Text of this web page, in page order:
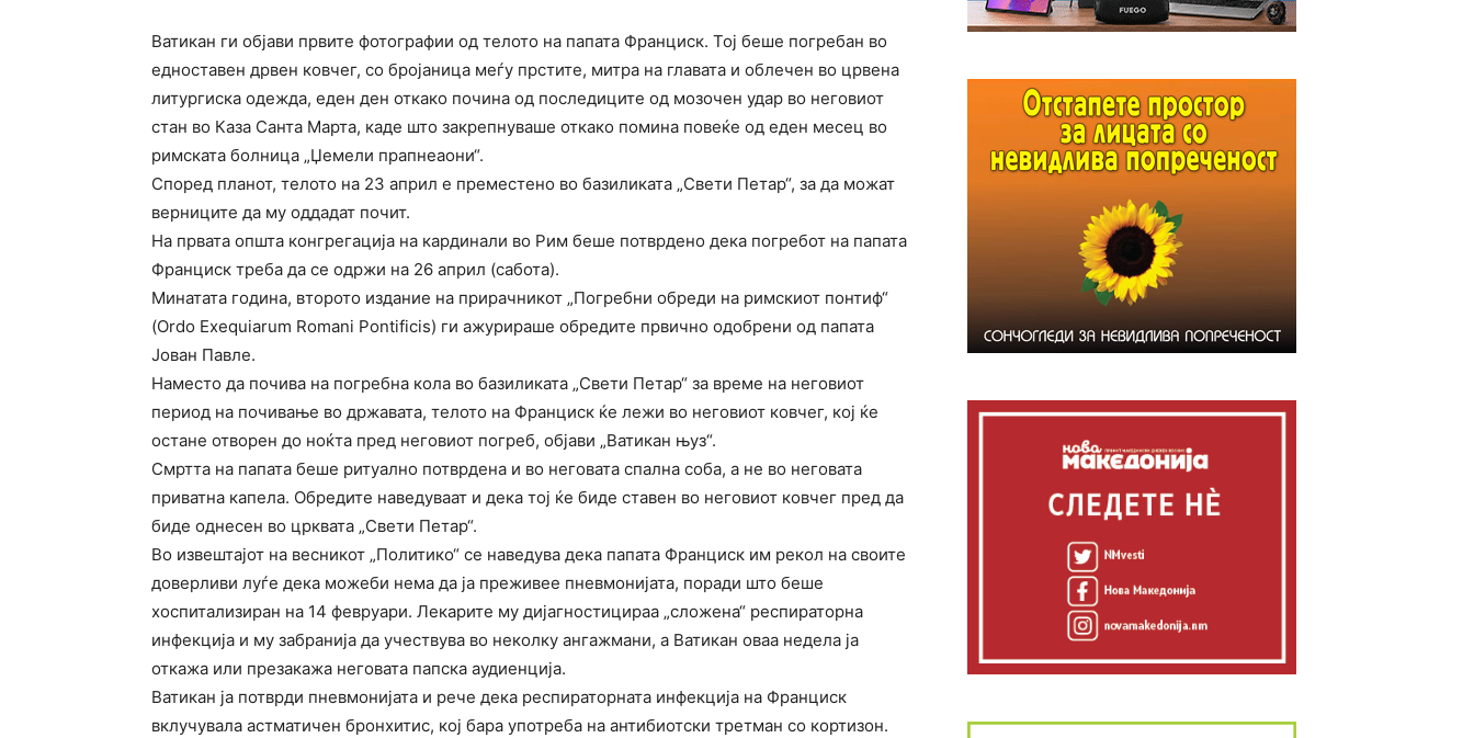
Ватикан ги објави првите фотографии од телото на папата Франциск. Тој беше погребан во
едноставен дрвен ковчег, со бројаница меѓу прстите, митра на главата и облечен во црвена
литургиска одежда, еден ден откако почина од последиците од мозочен удар во неговиот
стан во Каза Санта Марта, каде што закрепнуваше откако помина повеќе од еден месец во
римската болница „Џемели прапнеаони“.
Според планот, телото на 23 април е преместено во базиликата „Свети Петар“, за да можат
верниците да му оддадат почит.
На првата општа конгрегација на кардинали во Рим беше потврдено дека погребот на папата
Франциск треба да се одржи на 26 април (сабота).
Минатата година, второто издание на прирачникот „Погребни обреди на римскиот понтиф“
(Ordo Exequiarum Romani Pontificis) ги ажурираше обредите првично одобрени од папата
Јован Павле.
Наместо да почива на погребна кола во базиликата „Свети Петар“ за време на неговиот
период на почивање во државата, телото на Франциск ќе лежи во неговиот ковчег, кој ќе
остане отворен до ноќта пред неговиот погреб, објави „Ватикан њуз“.
Смртта на папата беше ритуално потврдена и во неговата спална соба, а не во неговата
приватна капела. Обредите наведуваат и дека тој ќе биде ставен во неговиот ковчег пред да
биде однесен во црквата „Свети Петар“.
Во извештајот на весникот „Политико“ се наведува дека папата Франциск им рекол на своите
доверливи луѓе дека можеби нема да ја преживее пневмонијата, поради што беше
хоспитализиран на 14 февруари. Лекарите му дијагностицираа „сложена“ респираторна
инфекција и му забранија да учествува во неколку ангажмани, а Ватикан оваа недела ја
откажа или презакажа неговата папска аудиенција.
Ватикан ја потврди пневмонијата и рече дека респираторната инфекција на Франциск
вклучувала астматичен бронхитис, кој бара употреба на антибиотски третман со кортизон.